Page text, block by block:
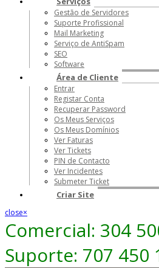
Gestão de Servidores
Suporte Profissional
Mail Marketing
Serviço de AntiSpam
SEO
Software
Área de Cliente
Entrar
Registar Conta
Recuperar Password
Os Meus Serviços
Os Meus Domínios
Ver Faturas
Ver Tickets
PIN de Contacto
Ver Incidentes
Submeter Ticket
Criar Site
close×
Comercial: 304
Suporte: 707 450